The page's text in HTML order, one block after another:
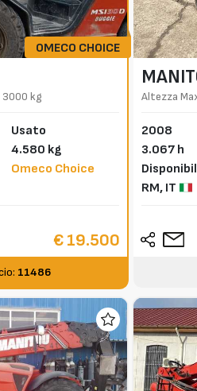
OMECO CHOICE
kg
Usato
4.580 kg
Omeco Choice
€ 19.500
11486
Altezza
2008
3.067 h
RM, IT